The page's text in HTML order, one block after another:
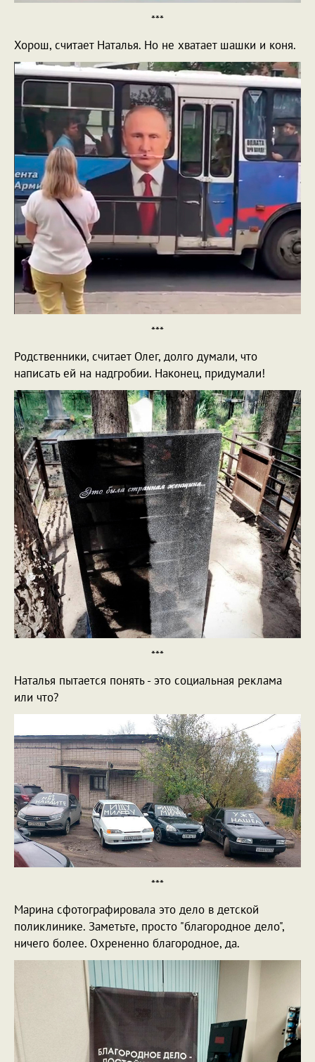
***
Хорош, считает Наталья. Но не хватает шашки и коня.
***
Родственники, считает Олег, долго думали, что
написать ей на надгробии. Наконец, придумали!
***
Наталья пытается понять - это социальная реклама
или что?
***
Марина сфотографировала это дело в детской
поликлинике. Заметьте, просто "благородное дело",
ничего более. Охрененно благородное, да.